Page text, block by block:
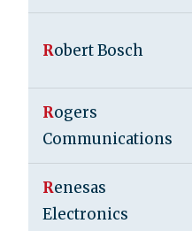
Robert Bosch
Rogers
Communications
Renesas
Electronics